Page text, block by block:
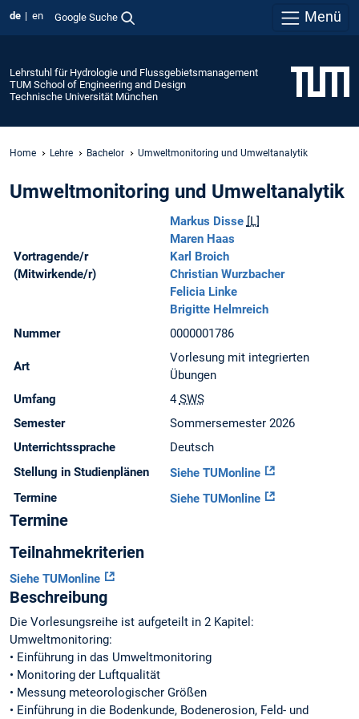
de en Google Suche Menü
Lehrstuhl für Hydrologie und Flussgebietsmanagement
TUM School of Engineering and Design
Technische Universität München
Home Lehre Bachelor Umweltmonitoring und Umweltanalytik
Umweltmonitoring und Umweltanalytik
Vortragende/r
(Mitwirkende/r)
Markus Disse [L]
Maren Haas
Karl Broich
Christian Wurzbacher
Felicia Linke
Brigitte Helmreich
Nummer
0000001786
Art
Vorlesung mit integrierten
Übungen
Umfang
4SWS
Semester
Sommersemester 2026
Unterrichtssprache
Deutsch
Stellung in Studienplänen
Siehe TUMonline
Termine
Siehe TUMonline
Termine
Teilnahmekriterien
Siehe TUMonline
Beschreibung
Die Vorlesungsreihe ist aufgeteilt in 2 Kapitel:
Umweltmonitoring:
• Einführung in das Umweltmonitoring
• Monitoring der Luftqualität
• Messung meteorologischer Größen
• Einführung in die Bodenkunde, Bodenerosion, Feld- und